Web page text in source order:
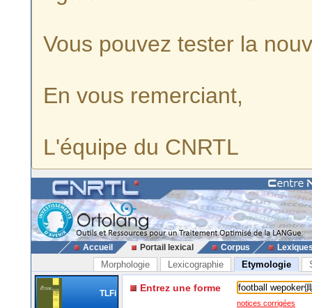
Vous pouvez tester la
En vous remerciant,
L'équipe du CNRTL
Accueil Portail lexical Corpus
Morphologie Lexicographie Etymologie
TLFi Entrez une forme
notices corrigées